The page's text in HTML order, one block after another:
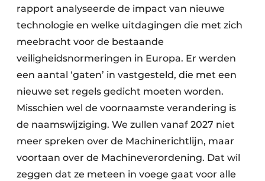
rapport analyseerde de impact van nieuwe
technologie en welke uitdagingen die met zich
meebracht voor de bestaande
veiligheidsnormeringen in Europa. Er werden
een aantal ‘gaten’ in vastgesteld, die met een
nieuwe set regels gedicht moeten worden.
Misschien wel de voornaamste verandering is
de naamswijziging. We zullen vanaf 2027 niet
meer spreken over de Machinerichtlijn, maar
voortaan over de Machineverordening. Dat wil
zeggen dat ze meteen in voege gaat voor alle